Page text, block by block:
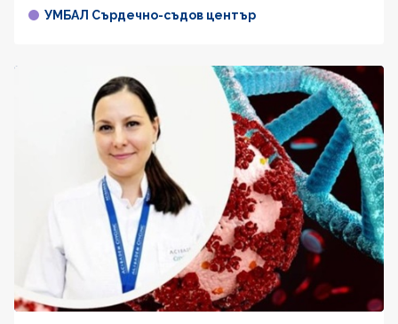
УМБАЛ Сърдечно-съдов център